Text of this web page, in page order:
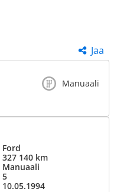
Jaa
Manuaali
Ford
327 140 km
Manuaali
5
10.05.1994